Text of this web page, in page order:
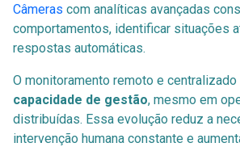
Câmeras com analíticas avançadas
comportamentos, identificar situações
respostas automáticas.
O monitoramento remoto e centralizado
capacidade de gestão, mesmo em
distribuídas. Essa evolução reduz a
intervenção humana constante e